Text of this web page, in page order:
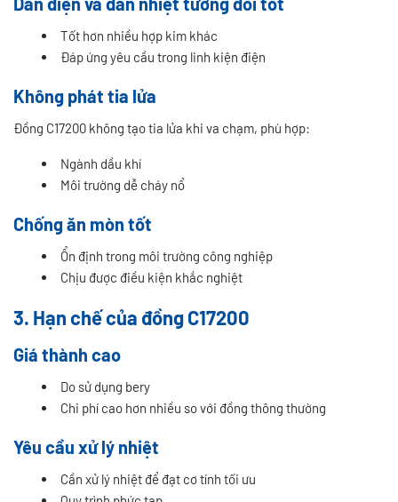
Tốt hơn nhiều hợp kim khác
Đáp ứng yêu cầu trong linh kiện điện
Không phát tia lửa
Đồng C17200 không tạo tia lửa khi va chạm, phù hợp:
Ngành dầu khí
Môi trường dễ cháy nổ
Chống ăn mòn tốt
Ổn định trong môi trường công nghiệp
Chịu được điều kiện khắc nghiệt
3. Hạn chế của đồng C17200
Giá thành cao
Do sử dụng bery
Chi phí cao hơn nhiều so với đồng thông thường
Yêu cầu xử lý nhiệt
Cần xử lý nhiệt để đạt cơ tính tối ưu